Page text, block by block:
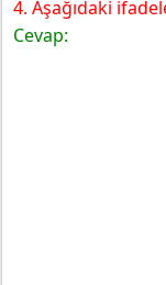
4. Aşağıdaki
Cevap: